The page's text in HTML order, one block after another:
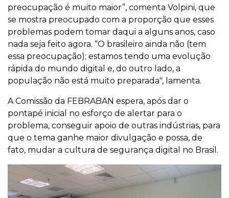
preocupação é muito maior”, comenta Volpini, que
se mostra preocupado com a proporção que esses
problemas podem tomar daqui a alguns anos, caso
nada seja feito agora. “O brasileiro ainda não (tem
essa preocupação); estamos tendo uma evolução
rápida do mundo digital e, do outro lado, a
população não está muito preparada", lamenta.
A Comissão da FEBRABAN espera, após dar o
pontapé inicial no esforço de alertar para o
problema, conseguir apoio de outras indústrias, para
que o tema ganhe maior divulgação e possa, de
fato, mudar a cultura de segurança digital no Brasil.